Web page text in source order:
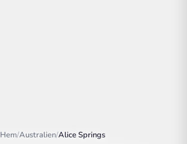
Hem/Australien/Alice Springs